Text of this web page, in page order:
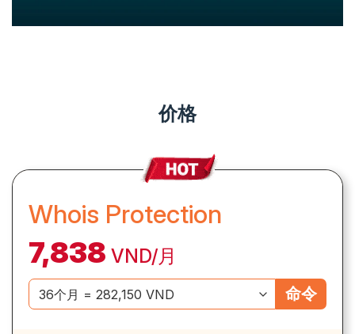
价格
Whois Protection
7,838 VND/月
命令